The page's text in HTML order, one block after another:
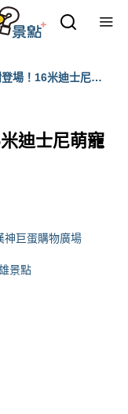
場！16米迪士尼萌
迪士尼萌寵
神巨蛋購物廣場
景點